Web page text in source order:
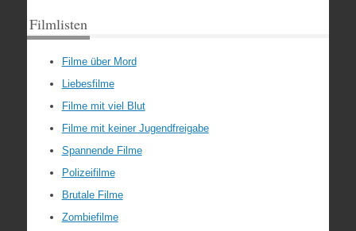
Filmlisten
Filme über Mord
Liebesfilme
Filme mit viel Blut
Filme mit keiner Jugendfreigabe
Spannende Filme
Polizeifilme
Brutale Filme
Zombiefilme